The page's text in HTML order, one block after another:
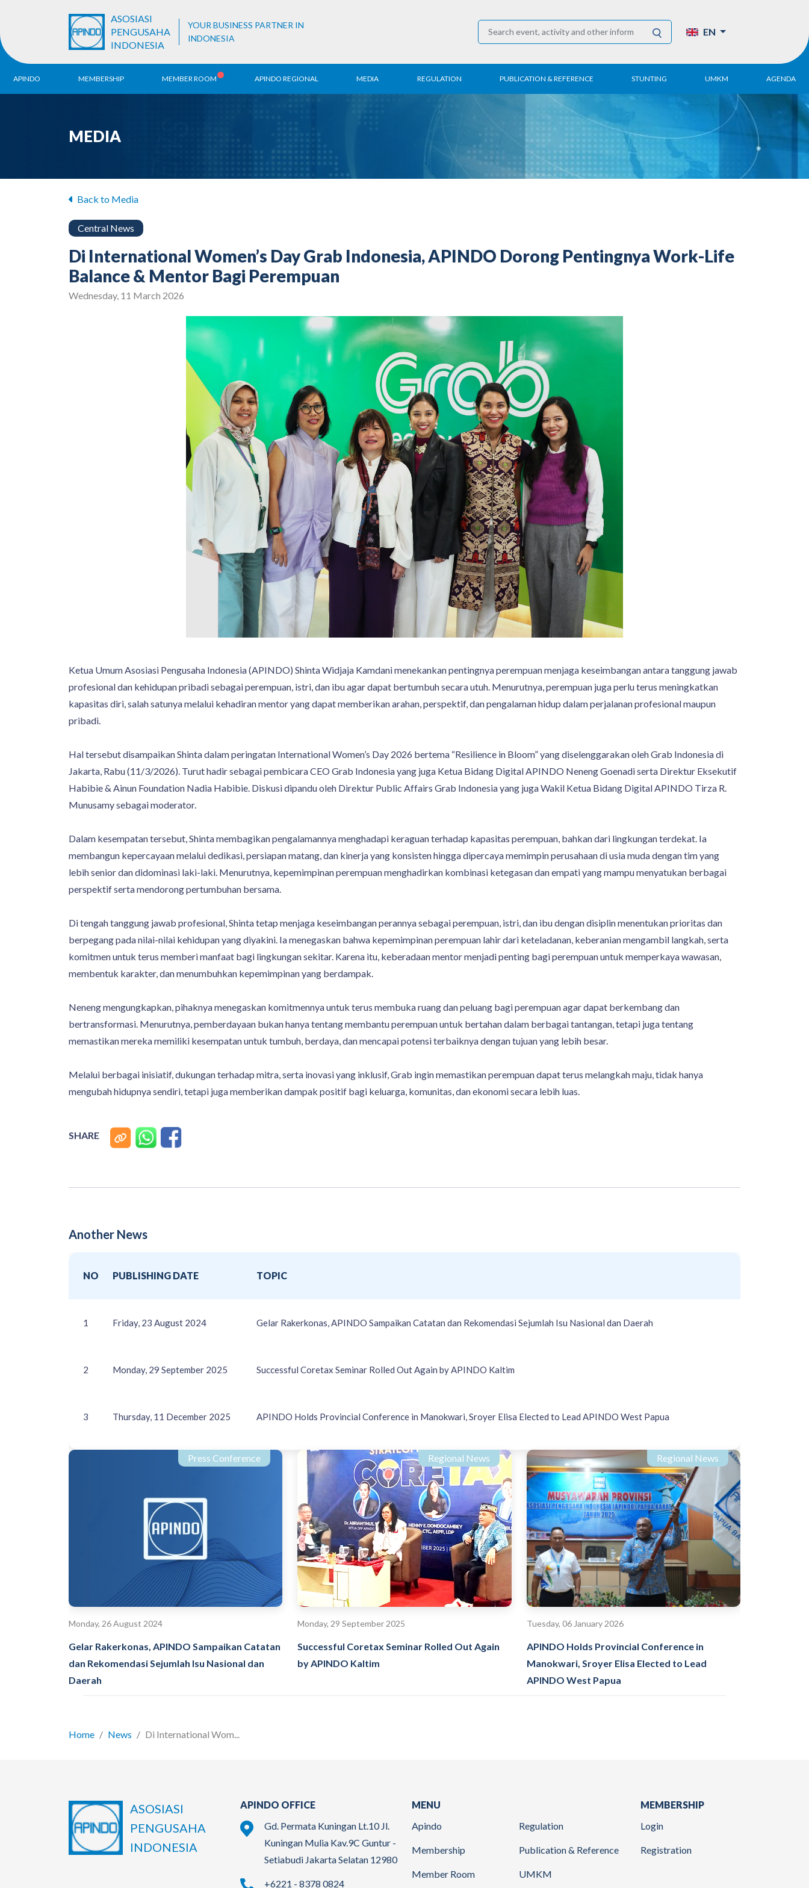
ASOSIASI
PENGUSAHA
INDONESIA
YOUR BUSINESS PARTNER IN
INDONESIA
EN
APINDO
Vision & Mission
MEMBERSHIP MEMBER ROOM APINDO REGIONAL MEDIA REGULATION PUBLICATION & REFERENCE
E-Newsletter
STUNTING UMKM
UMKM DPN Apindo
APINDO UMKM
DPN/DPP/DPK
Activity
AGENDA
MEDIA
Back to Media
Central News
Di International Women’s Day Grab Indonesia, APINDO Dorong Pentingnya Work-Life
Balance & Mentor Bagi Perempuan
Wednesday, 11 March 2026
Ketua Umum Asosiasi Pengusaha Indonesia (APINDO) Shinta Widjaja Kamdani menekankan pentingnya perempuan menjaga keseimbangan antara tanggung jawab
profesional dan kehidupan pribadi sebagai perempuan, istri, dan ibu agar dapat bertumbuh secara utuh. Menurutnya, perempuan juga perlu terus meningkatkan
kapasitas diri, salah satunya melalui kehadiran mentor yang dapat memberikan arahan, perspektif, dan pengalaman hidup dalam perjalanan profesional maupun
pribadi.
Hal tersebut disampaikan Shinta dalam peringatan International Women’s Day 2026 bertema “Resilience in Bloom” yang diselenggarakan oleh Grab Indonesia di
Jakarta, Rabu (11/3/2026). Turut hadir sebagai pembicara CEO Grab Indonesia yang juga Ketua Bidang Digital APINDO Neneng Goenadi serta Direktur Eksekutif
Habibie & Ainun Foundation Nadia Habibie. Diskusi dipandu oleh Direktur Public Affairs Grab Indonesia yang juga Wakil Ketua Bidang Digital APINDO Tirza R.
Munusamy sebagai moderator.
Dalam kesempatan tersebut, Shinta membagikan pengalamannya menghadapi keraguan terhadap kapasitas perempuan, bahkan dari lingkungan terdekat. Ia
membangun kepercayaan melalui dedikasi, persiapan matang, dan kinerja yang konsisten hingga dipercaya memimpin perusahaan di usia muda dengan tim yang
lebih senior dan didominasi laki-laki. Menurutnya, kepemimpinan perempuan menghadirkan kombinasi ketegasan dan empati yang mampu menyatukan berbagai
perspektif serta mendorong pertumbuhan bersama.
Di tengah tanggung jawab profesional, Shinta tetap menjaga keseimbangan perannya sebagai perempuan, istri, dan ibu dengan disiplin menentukan prioritas dan
berpegang pada nilai-nilai kehidupan yang diyakini. Ia menegaskan bahwa kepemimpinan perempuan lahir dari keteladanan, keberanian mengambil langkah, serta
komitmen untuk terus memberi manfaat bagi lingkungan sekitar. Karena itu, keberadaan mentor menjadi penting bagi perempuan untuk memperkaya wawasan,
membentuk karakter, dan menumbuhkan kepemimpinan yang berdampak.
Neneng mengungkapkan, pihaknya menegaskan komitmennya untuk terus membuka ruang dan peluang bagi perempuan agar dapat berkembang dan
bertransformasi. Menurutnya, pemberdayaan bukan hanya tentang membantu perempuan untuk bertahan dalam berbagai tantangan, tetapi juga tentang
memastikan mereka memiliki kesempatan untuk tumbuh, berdaya, dan mencapai potensi terbaiknya dengan tujuan yang lebih besar.
Melalui berbagai inisiatif, dukungan terhadap mitra, serta inovasi yang inklusif, Grab ingin memastikan perempuan dapat terus melangkah maju, tidak hanya
mengubah hidupnya sendiri, tetapi juga memberikan dampak positif bagi keluarga, komunitas, dan ekonomi secara lebih luas.
SHARE
Another News
NO PUBLISHING DATE TOPIC
1 Friday, 23 August 2024 Gelar Rakerkonas, APINDO Sampaikan Catatan dan Rekomendasi Sejumlah Isu Nasional dan Daerah
2 Monday, 29 September 2025 Successful Coretax Seminar Rolled Out Again by APINDO Kaltim
3 Thursday, 11 December 2025 APINDO Holds Provincial Conference in Manokwari, Sroyer Elisa Elected to Lead APINDO West Papua
Press Conference
Monday, 26 August 2024
Gelar Rakerkonas, APINDO Sampaikan Catatan
dan Rekomendasi Sejumlah Isu Nasional dan
Daerah
Regional News
Monday, 29 September 2025
Successful Coretax Seminar Rolled Out Again
by APINDO Kaltim
Regional News
Tuesday, 06 January 2026
APINDO Holds Provincial Conference in
Manokwari, Sroyer Elisa Elected to Lead
APINDO West Papua
Home News Di International Wom...
ASOSIASI
PENGUSAHA
INDONESIA
APINDO OFFICE
Gd. Permata Kuningan Lt.10 Jl.
Kuningan Mulia Kav.9C Guntur -
Setiabudi Jakarta Selatan 12980
+6221 - 8378 0824
MENU
Apindo
Membership
Member Room
Regulation
Publication & Reference
UMKM
MEMBERSHIP
Login
Registration